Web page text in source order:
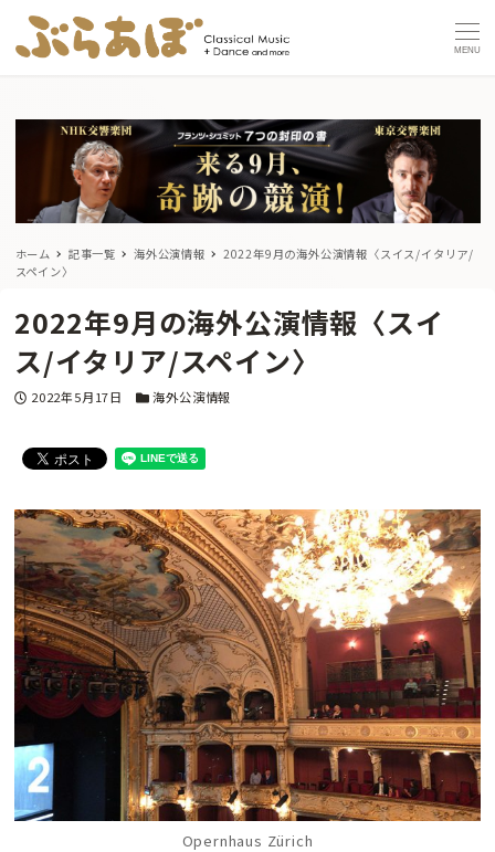
MENU
ホーム 記事一覧 海外公演情報
2022年9月の海外公演情報〈スイス/イタリア/
スペイン〉
2022年9月の海外公演情報〈スイ
ス/イタリア/スペイン〉
投稿日
2022年5月17日 カテゴリー
海外公演情報
Opernhaus Zürich